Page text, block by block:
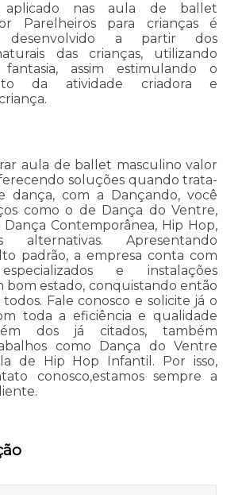
nas aula de ballet
Parelheiros para crianças é
a partir dos
das crianças, utilizando
assim estimulando o
da atividade criadora e
aula de ballet masculino valor
soluções quando trata-
dança, com a Dançando, você
como o de Dança do Ventre,
Contemporânea, Hip Hop,
Apresentando
padrão, a empresa conta com
e instalações
bom estado, conquistando então
Fale conosco e solicite já o
toda a eficiência e qualidade
dos já citados, também
como Dança do Ventre
de Hip Hop Infantil. Por isso,
conosco,estamos sempre a